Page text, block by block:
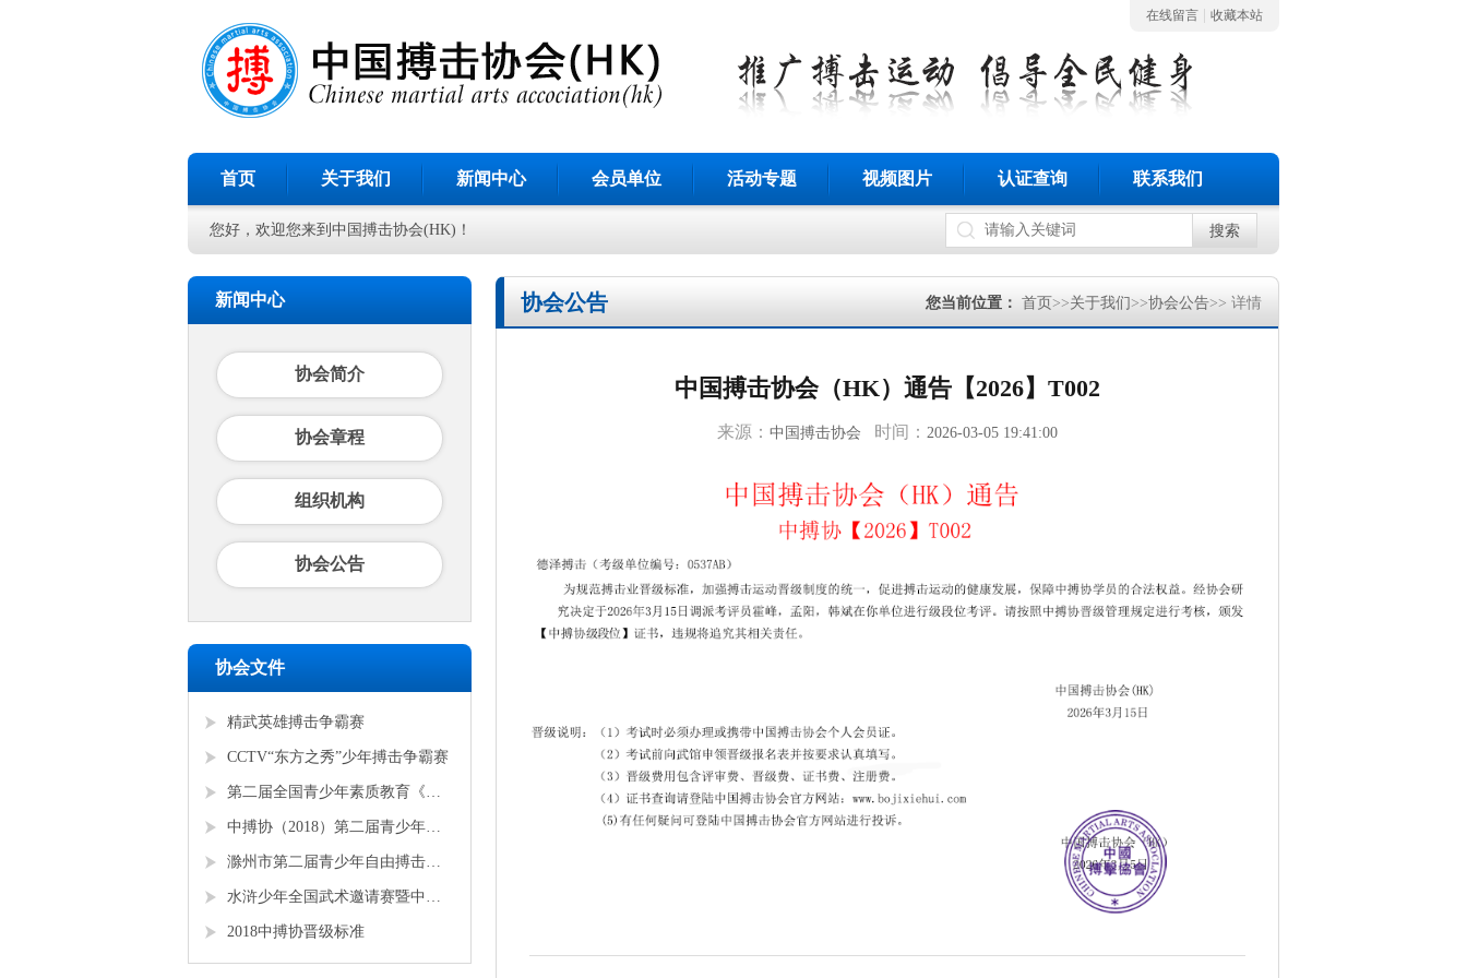
在线留言 收藏本站
首页 关于我们 新闻中心 会员单位 活动专题 视频图片 认证查询 联系我们
您好，欢迎您来到中国搏击协会(HK)！ 搜索
新闻中心
协会简介
协会章程
组织机构
协会公告
协会文件
精武英雄搏击争霸赛
CCTV“东方之秀”少年搏击争霸赛
第二届全国青少年素质教育《勇者争锋》搏击锦标赛
中搏协（2018）第二届青少年锦标赛
滁州市第二届青少年自由搏击全国邀请赛
水浒少年全国武术邀请赛暨中搏协青少年搏击锦标赛
2018中搏协晋级标准
协会公告 您当前位置： 首页 >>关于我们>>协会公告>> 详情
中国搏击协会（HK）通告【2026】T002
来源： 中国搏击协会 时间： 2026-03-05 19:41:00